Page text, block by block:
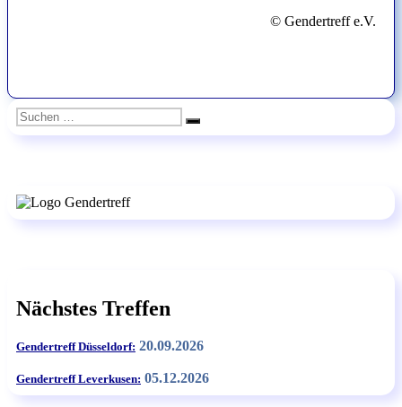
© Gendertreff e.V.
Suchen
nach:
Suchen
Nächstes Treffen
Gendertreff Düsseldorf: 20.09.2026
Gendertreff Leverkusen: 05.12.2026